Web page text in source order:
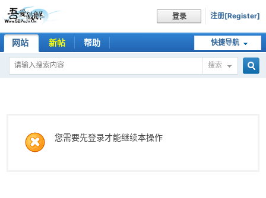
登录 注册[Register]
快捷导航
网站 新帖 帮助
搜索
您需要先登录才能继续本操作